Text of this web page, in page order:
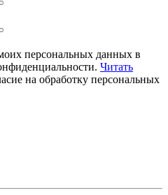
персональных данных в
Читать
на обработку персональных